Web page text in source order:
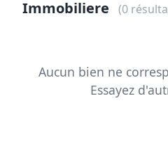
Immobiliere
(0
Aucun bien ne
Essayez